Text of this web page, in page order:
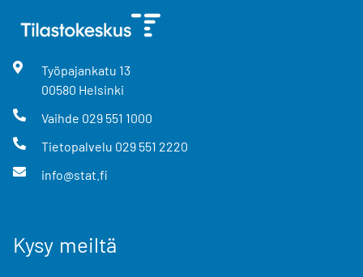
Työpajankatu 13
00580 Helsinki
Vaihde 029 551 1000
Tietopalvelu 029 551 2220
info@stat.fi
Kysy meiltä